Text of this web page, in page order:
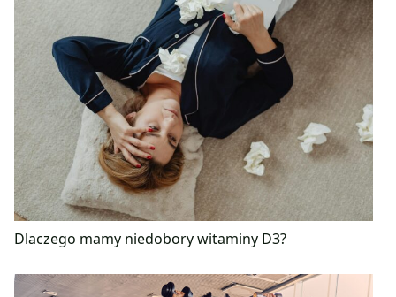
Dlaczego mamy niedobory witaminy D3?